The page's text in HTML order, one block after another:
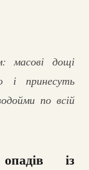
масові дощі
і принесуть
по всій
із